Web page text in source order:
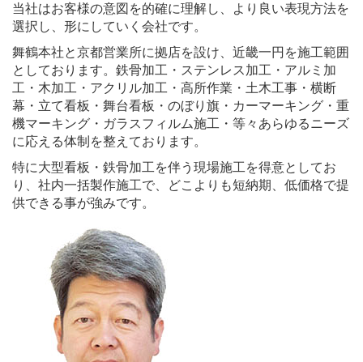
当社はお客様の意図を的確に理解し、より良い表現方法を
選択し、形にしていく会社です。
舞鶴本社と京都営業所に拠店を設け、近畿一円を施工範囲
としております。鉄骨加工・ステンレス加工・アルミ加
工・木加工・アクリル加工・高所作業・土木工事・横断
幕・立て看板・舞台看板・のぼり旗・カーマーキング・重
機マーキング・ガラスフィルム施工・等々あらゆるニーズ
に応える体制を整えております。
特に大型看板・鉄骨加工を伴う現場施工を得意としてお
り、社内一括製作施工で、どこよりも短納期、低価格で提
供できる事が強みです。